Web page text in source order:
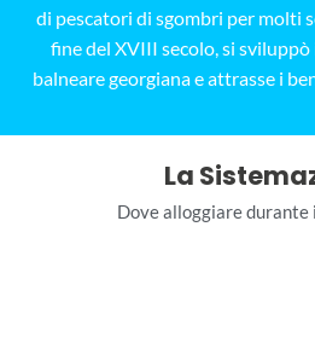
di pescatori di sgombri per molti
fine del XVIII secolo, si sviluppò
balneare georgiana e attrasse i
La
Dove alloggiare